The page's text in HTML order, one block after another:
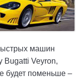
машин
Bugatti Veyron,
будет поменьше –